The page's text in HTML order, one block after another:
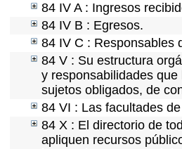
84 IV A : Ingresos
84 IV B : Egresos.
84 IV C : Responsables
84 V : Su estructura
y responsabilidades
sujetos obligados, de
84 VI : Las facultades
84 X : El directorio de
apliquen recursos